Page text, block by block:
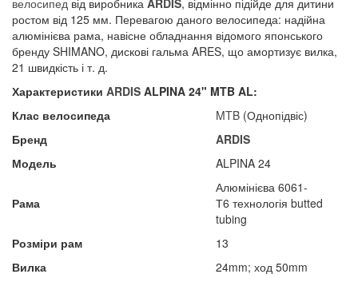
велосипед від виробника ARDIS, відмінно підійде для дитини
ростом від 125 мм. Перевагою даного велосипеда: надійна
алюмінієва рама, навісне обладнання відомого японського
бренду SHIMANO, дискові гальма ARES, що амортизує вилка,
21 швидкість і т. д.
Характеристики ARDIS ALPINA 24" MTB AL:
Клас велосипеда
MTB (Однопідвіс)
Бренд
ARDIS
Модель
ALPINA 24
Рама
Алюмінієва 6061-
Т6 технологія butted
tubing
Розміри рам
13
Вилка
24mm; ход 50mm